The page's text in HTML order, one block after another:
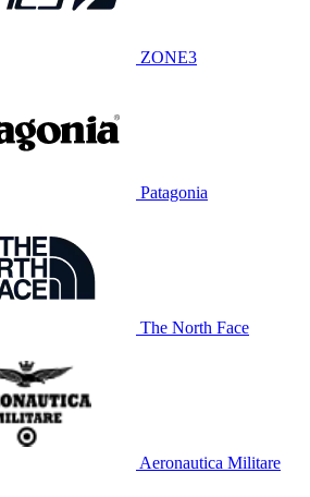
ZONE3
Patagonia
The North Face
Aeronautica Militare